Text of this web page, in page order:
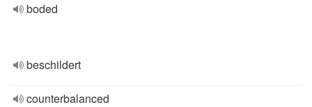
boded
beschildert
counterbalanced